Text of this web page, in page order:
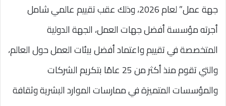
جهة عمل” لعام 2026، وذلك عقب تقييم عالمي شامل
أجرته مؤسسة أفضل جهات العمل، الجهة الدولية
المتخصصة في تقييم واعتماد أفضل بيئات العمل حول العالم،
والتي تقوم منذ أكثر من 25 عامًا بتكريم الشركات
والمؤسسات المتميزة في ممارسات الموارد البشرية وثقافة